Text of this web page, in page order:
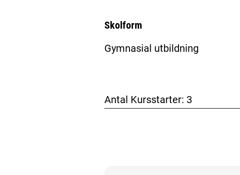
Skolform
Gymnasial utbildning
Antal Kursstarter: 3